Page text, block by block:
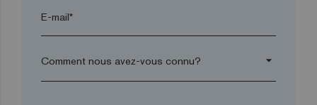
E-mail*
arrow_drop_down